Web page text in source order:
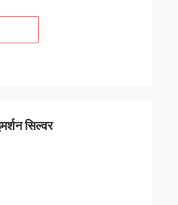
सिल्वर